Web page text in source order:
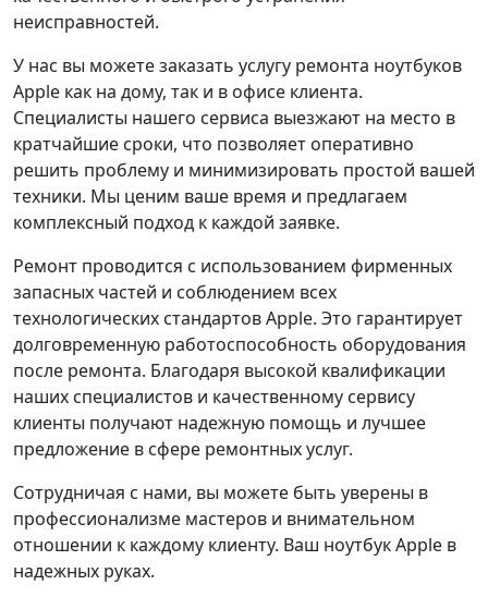
неисправностей.
У нас вы можете заказать услугу ремонта ноутбуков
Apple как на дому, так и в офисе клиента.
Специалисты нашего сервиса выезжают на место в
кратчайшие сроки, что позволяет оперативно
решить проблему и минимизировать простой вашей
техники. Мы ценим ваше время и предлагаем
комплексный подход к каждой заявке.
Ремонт проводится с использованием фирменных
запасных частей и соблюдением всех
технологических стандартов Apple. Это гарантирует
долговременную работоспособность оборудования
после ремонта. Благодаря высокой квалификации
наших специалистов и качественному сервису
клиенты получают надежную помощь и лучшее
предложение в сфере ремонтных услуг.
Сотрудничая с нами, вы можете быть уверены в
профессионализме мастеров и внимательном
отношении к каждому клиенту. Ваш ноутбук Apple в
надежных руках.